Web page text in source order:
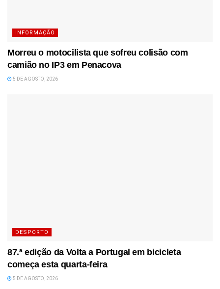
INFORMAÇÃO
Morreu o motocilista que sofreu colisão com
camião no IP3 em Penacova
5 DE AGOSTO, 2026
DESPORTO
87.ª edição da Volta a Portugal em bicicleta
começa esta quarta-feira
5 DE AGOSTO, 2026